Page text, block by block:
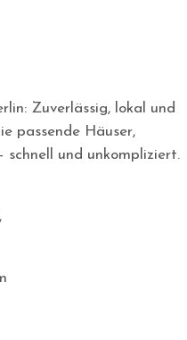
Zuverlässig, lokal und
passende Häuser,
schnell und unkompliziert.